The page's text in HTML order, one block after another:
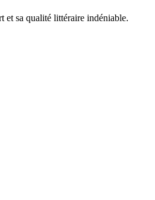
et sa qualité littéraire indéniable.